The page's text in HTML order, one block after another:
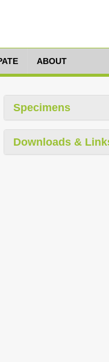
ABOUT
Specimens
Downloads &